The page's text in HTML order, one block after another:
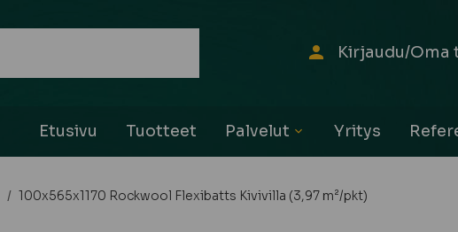
Kirjaudu/Oma
Etusivu Tuotteet Palvelut Yritys
/ 100x565x1170 Rockwool Flexibatts Kivivilla (3,97 m²/pkt)